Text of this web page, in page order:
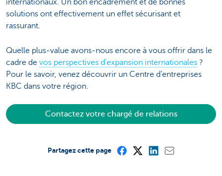
internationaux. Un bon encadrement et de bonnes
solutions ont effectivement un effet sécurisant et
rassurant.
Quelle plus-value avons-nous encore à vous offrir dans le
cadre de vos perspectives d’expansion internationales ?
Pour le savoir, venez découvrir un Centre d’entreprises
KBC dans votre région.
Contactez votre chargé de relations
Partagez cette page